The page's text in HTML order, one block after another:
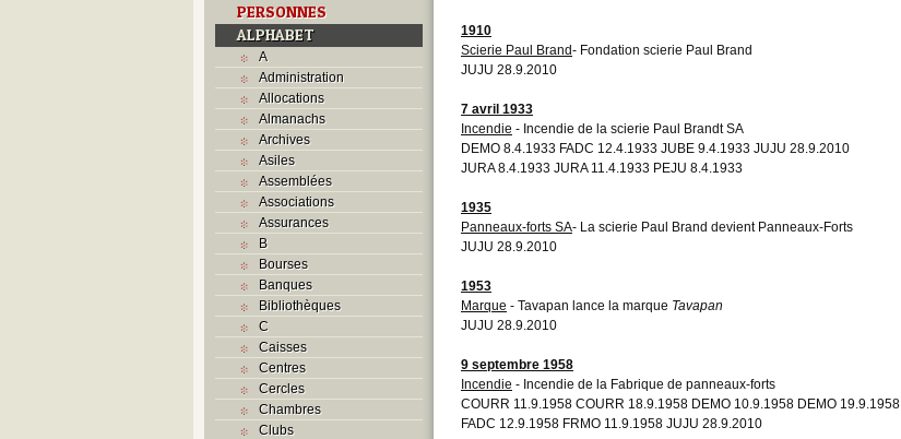
PERSONNES
ALPHABET
A
Administration
Allocations
Almanachs
Archives
Asiles
Assemblées
Associations
Assurances
B
Bourses
Banques
Bibliothèques
C
Caisses
Centres
Cercles
Chambres
Clubs
1910
Scierie Paul Brand- Fondation scierie Paul Brand
JUJU 28.9.2010
7 avril 1933
Incendie - Incendie de la scierie Paul Brandt SA
DEMO 8.4.1933 FADC 12.4.1933 JUBE 9.4.1933 JUJU 28.9.2010
JURA 8.4.1933 JURA 11.4.1933 PEJU 8.4.1933
1935
Panneaux-forts SA- La scierie Paul Brand devient Panneaux-Forts
JUJU 28.9.2010
1953
Marque - Tavapan lance la marque Tavapan
JUJU 28.9.2010
9 septembre 1958
Incendie - Incendie de la Fabrique de panneaux-forts
COURR 11.9.1958 COURR 18.9.1958 DEMO 10.9.1958 DEMO 19.9.1958
FADC 12.9.1958 FRMO 11.9.1958 JUJU 28.9.2010